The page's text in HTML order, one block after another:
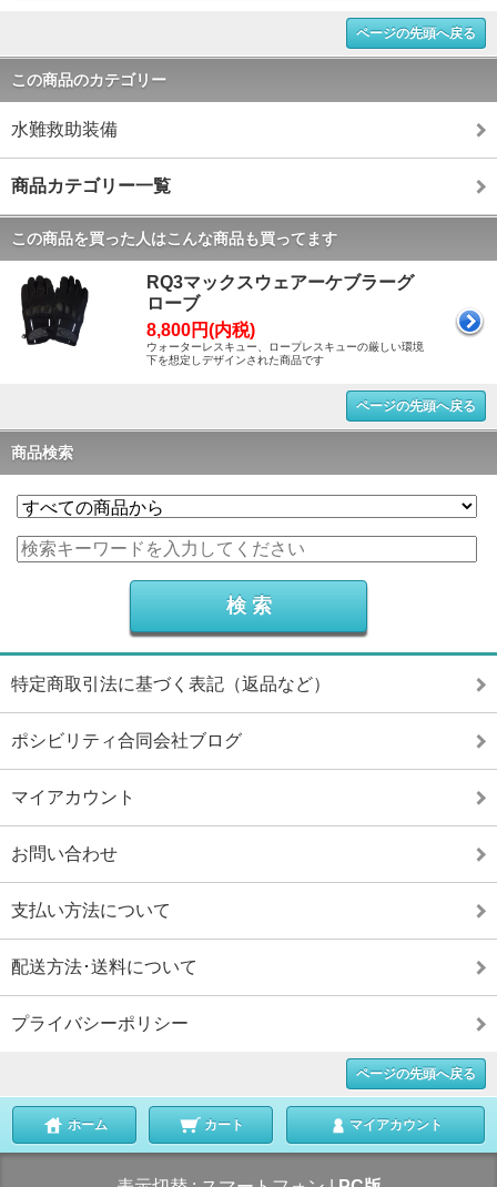
ページの先頭へ戻る
この商品のカテゴリー
水難救助装備
商品カテゴリー一覧
この商品を買った人はこんな商品も買ってます
RQ3マックスウェアーケブラーグ
ローブ
8,800円(内税)
ウォーターレスキュー、ロープレスキューの厳しい環境
下を想定しデザインされた商品です
ページの先頭へ戻る
商品検索
特定商取引法に基づく表記（返品など）
ポシビリティ合同会社ブログ
マイアカウント
お問い合わせ
支払い方法について
配送方法･送料について
プライバシーポリシー
ページの先頭へ戻る
ホーム カート マイアカウント